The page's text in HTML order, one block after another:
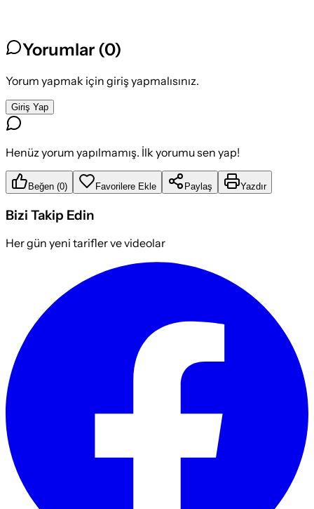
Yorumlar (0)
Yorum yapmak için giriş yapmalısınız.
Giriş Yap
Henüz yorum yapılmamış. İlk yorumu sen yap!
Beğen (0) Favorilere Ekle Paylaş Yazdır
Bizi Takip Edin
Her gün yeni tarifler ve videolar